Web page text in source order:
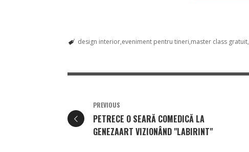
design interior eveniment pentru tineri master class gratuit
PREVIOUS
PETRECE O SEARĂ COMEDICĂ LA
GENEZAART VIZIONÂND "LABIRINT"